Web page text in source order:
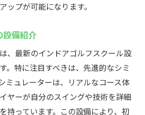
ップが可能になります。
設備紹介
、最新のインドアゴルフスクール設
。特に注目すべきは、先進的なシミ
ミュレーターは、リアルなコース体
ヤーが自分のスイングや技術を詳細
持っています。この設備により、初